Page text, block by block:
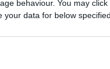
behaviour. You may
data for below
έντονο
ηAnnie Ernaux
από